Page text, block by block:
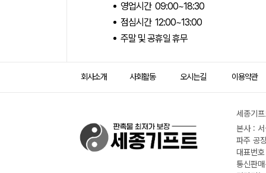
영업시간 09:00~18:30
점심시간 12:00~13:00
주말 및 공휴일 휴무
회사소개 사회활동 오시는길 이용약관
세종기
본사 :
파주 공
대표번
통신판